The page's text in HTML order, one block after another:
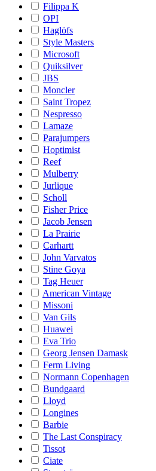
Filippa K
OPI
Haglöfs
Style Masters
Microsoft
Quiksilver
JBS
Moncler
Saint Tropez
Nespresso
Lamaze
Parajumpers
Hoptimist
Reef
Mulberry
Jurlique
Scholl
Fisher Price
Jacob Jensen
La Prairie
Carhartt
John Varvatos
Stine Goya
Tag Heuer
American Vintage
Missoni
Van Gils
Huawei
Eva Trio
Georg Jensen Damask
Ferm Living
Normann Copenhagen
Bundgaard
Lloyd
Longines
Barbie
The Last Conspiracy
Tissot
Ciate